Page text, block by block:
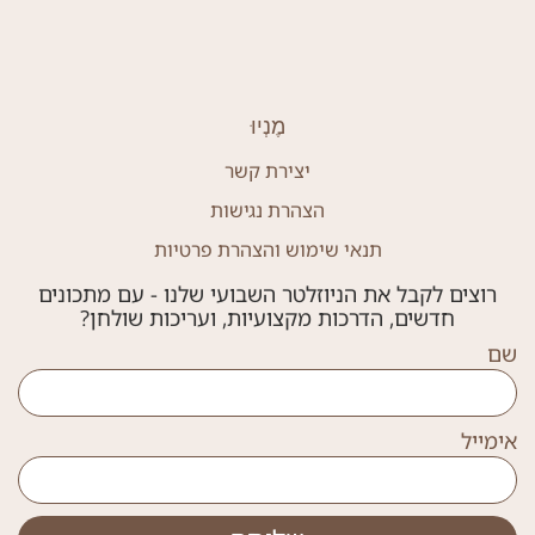
מֶנְיוּ
יצירת קשר
הצהרת נגישות
תנאי שימוש והצהרת פרטיות
רוצים לקבל את הניוזלטר השבועי שלנו - עם מתכונים
חדשים, הדרכות מקצועיות, ועריכות שולחן?
שם
אימייל